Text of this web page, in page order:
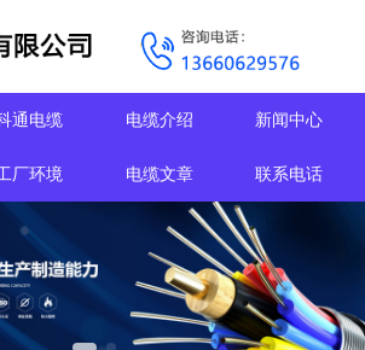
通电缆 电缆介绍 新闻中心
厂环境 电缆文章 联系电话